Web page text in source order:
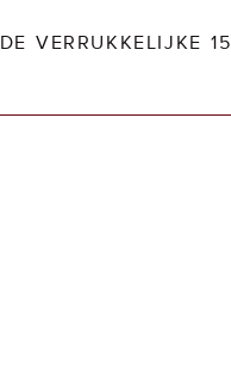
DE VERRUKKELIJKE 15